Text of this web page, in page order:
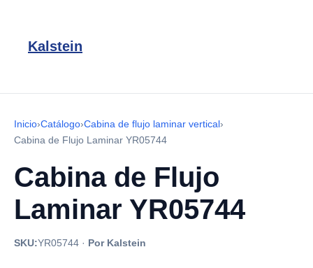
Kalstein
Inicio›Catálogo›Cabina de flujo laminar vertical›
Cabina de Flujo Laminar YR05744
Cabina de Flujo
Laminar YR05744
SKU:YR05744 · Por Kalstein